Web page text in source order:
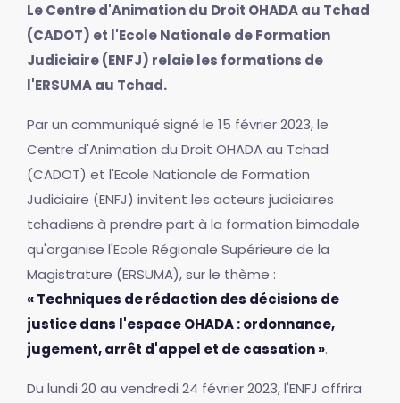
Le Centre d'Animation du Droit OHADA au Tchad
(CADOT) et l'Ecole Nationale de Formation
Judiciaire (ENFJ) relaie les formations de
l'ERSUMA au Tchad.
Par un communiqué signé le 15 février 2023, le
Centre d'Animation du Droit OHADA au Tchad
(CADOT) et l'Ecole Nationale de Formation
Judiciaire (ENFJ) invitent les acteurs judiciaires
tchadiens à prendre part à la formation bimodale
qu'organise l'Ecole Régionale Supérieure de la
Magistrature (ERSUMA), sur le thème :
« Techniques de rédaction des décisions de
justice dans l'espace OHADA : ordonnance,
jugement, arrêt d'appel et de cassation ».
Du lundi 20 au vendredi 24 février 2023, l'ENFJ offrira